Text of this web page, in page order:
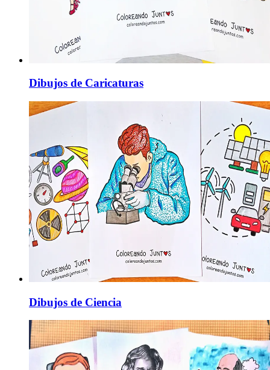
Dibujos de Caricaturas
Dibujos de Ciencia